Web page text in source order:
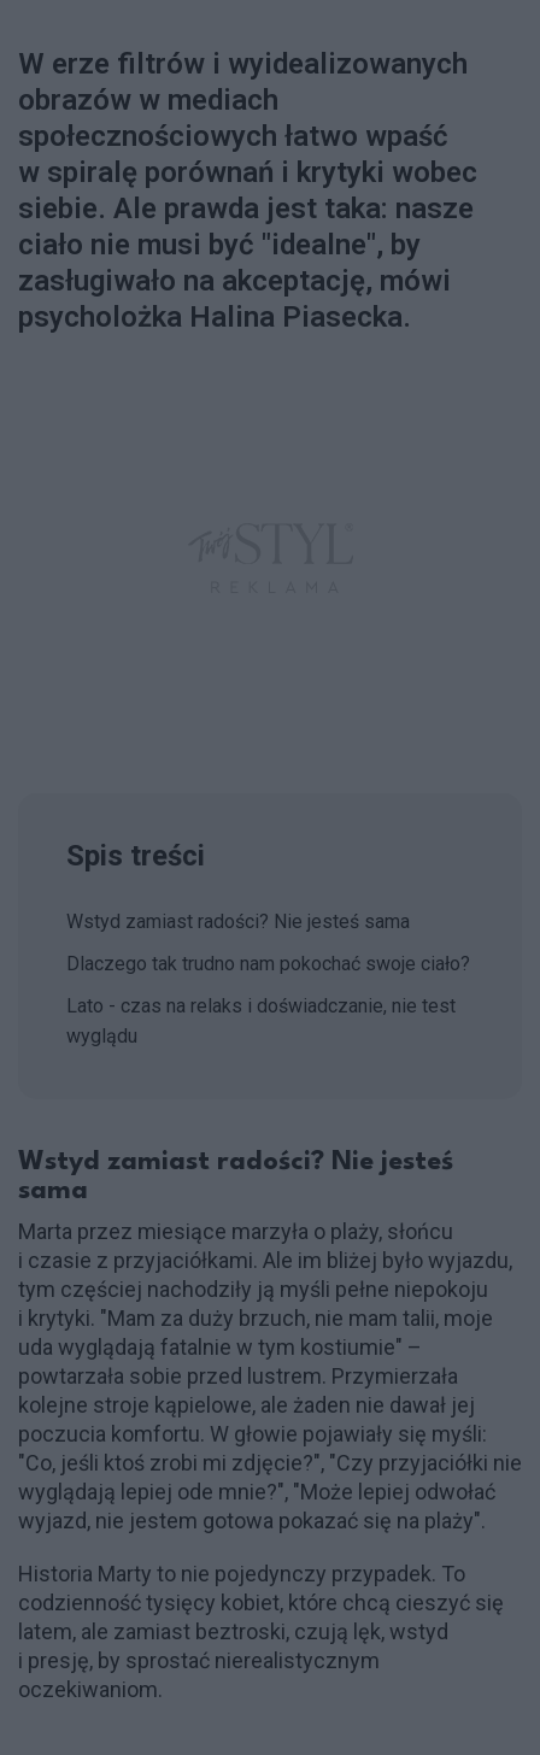
W erze filtrów i wyidealizowanych
obrazów w mediach
społecznościowych łatwo wpaść
w spiralę porównań i krytyki wobec
siebie. Ale prawda jest taka: nasze
ciało nie musi być "idealne", by
zasługiwało na akceptację, mówi
psycholożka Halina Piasecka.
Spis treści
Wstyd zamiast radości? Nie jesteś sama
Dlaczego tak trudno nam pokochać swoje ciało?
Lato - czas na relaks i doświadczanie, nie test
wyglądu
Wstyd zamiast radości? Nie jesteś
sama
Marta przez miesiące marzyła o plaży, słońcu
i czasie z przyjaciółkami. Ale im bliżej było wyjazdu,
tym częściej nachodziły ją myśli pełne niepokoju
i krytyki. "Mam za duży brzuch, nie mam talii, moje
uda wyglądają fatalnie w tym kostiumie" –
powtarzała sobie przed lustrem. Przymierzała
kolejne stroje kąpielowe, ale żaden nie dawał jej
poczucia komfortu. W głowie pojawiały się myśli:
"Co, jeśli ktoś zrobi mi zdjęcie?", "Czy przyjaciółki nie
wyglądają lepiej ode mnie?", "Może lepiej odwołać
wyjazd, nie jestem gotowa pokazać się na plaży".
Historia Marty to nie pojedynczy przypadek. To
codzienność tysięcy kobiet, które chcą cieszyć się
latem, ale zamiast beztroski, czują lęk, wstyd
i presję, by sprostać nierealistycznym
oczekiwaniom.